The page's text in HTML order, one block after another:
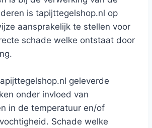
is tapijttegelshop.nl op
aansprakelijk te stellen voor
schade welke ontstaat door
geleverde
onder invloed van
in de temperatuur en/of
Schade welke